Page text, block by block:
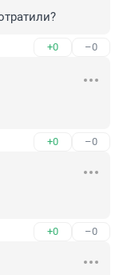
+0 –0
+0 –0
+0 –0